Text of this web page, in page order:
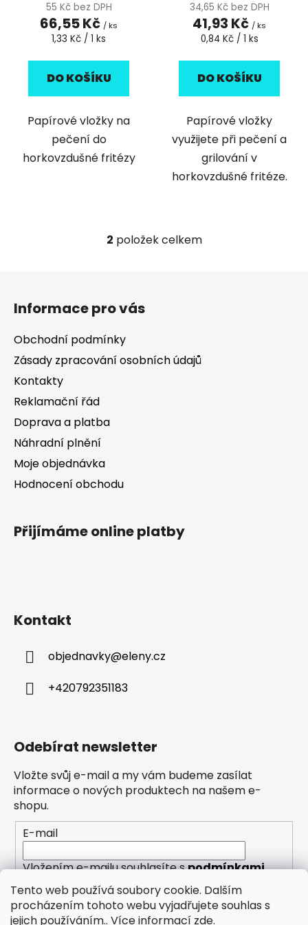
Tento web používá soubory cookie. Dalším
procházením tohoto webu vyjadřujete souhlas s
jejich používáním.. Více informací zde.
55 Kč bez DPH
66,55 Kč / ks
Měrná
1,33 Kč / 1 ks
DO KOŠÍKU
Papírové vložky na
pečení do
horkovzdušné fritézy
34,65 Kč bez DPH
41,93 Kč / ks
Měrná
0,84 Kč / 1 ks
DO KOŠÍKU
Papírové vložky
využijete při pečení a
grilování v
horkovzdušné fritéze.
O
í
p
2 položek celkem
Informace pro vás
Obchodní podmínky
Zásady zpracování osobních údajů
Kontakty
Reklamační řád
Doprava a platba
Náhradní plnění
Moje objednávka
Hodnocení obchodu
Přijímáme online platby
Kontakt
objednavky@eleny.cz
+420792351183
Odebírat newsletter
Vložte svůj e-mail a my vám budeme zasílat
informace o nových produktech na našem e-
shopu.
E-mail
Vložením e-mailu souhlasíte spodmínkami
ochrany osobních údajů
PŘIHLÁSIT SE